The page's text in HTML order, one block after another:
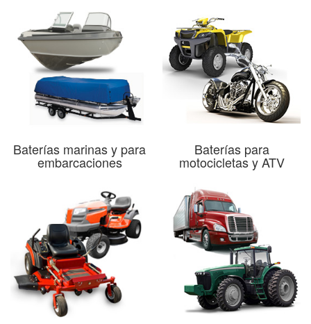
Baterías marinas y para
embarcaciones
Baterías para
motocicletas y ATV